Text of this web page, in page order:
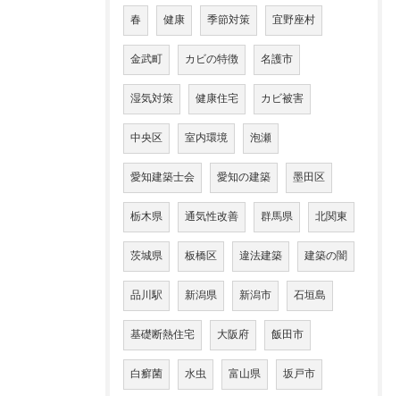
春 健康 季節対策 宜野座村
金武町 カビの特徴 名護市
湿気対策 健康住宅 カビ被害
中央区 室内環境 泡瀬
愛知建築士会 愛知の建築 墨田区
栃木県 通気性改善 群馬県 北関東
茨城県 板橋区 違法建築 建築の闇
品川駅 新潟県 新潟市 石垣島
基礎断熱住宅 大阪府 飯田市
白癬菌 水虫 富山県 坂戸市